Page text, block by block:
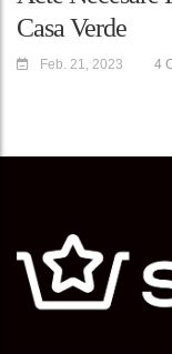
Casa Verde
Feb. 21, 2023 4